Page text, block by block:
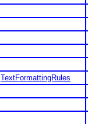
TextFormattingRules